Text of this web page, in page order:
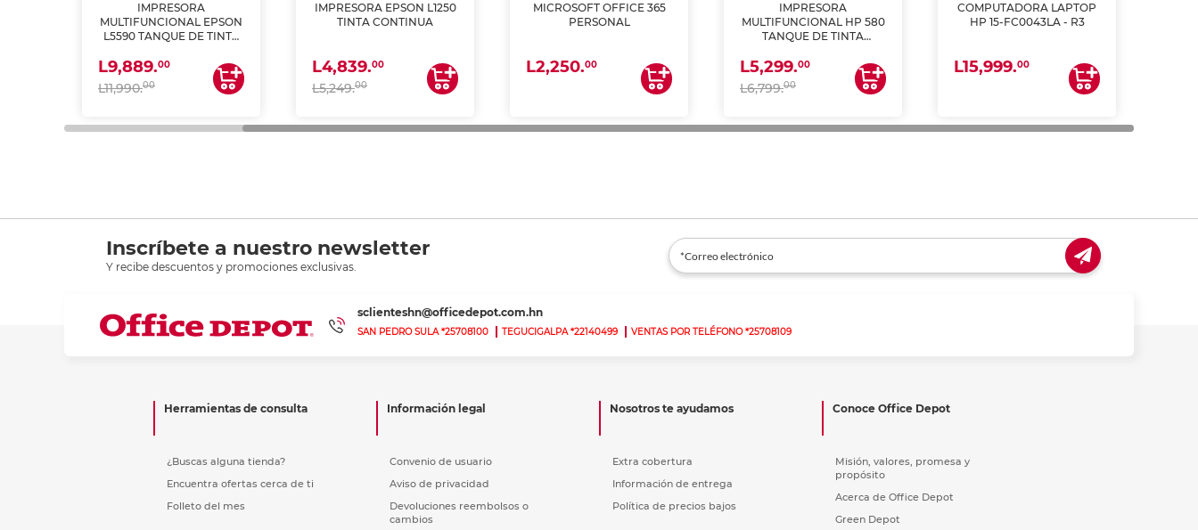
IMPRESORA
MULTIFUNCIONAL EPSON
L5590 TANQUE DE TINTA
ESCANEA)
L9,889.00
L11,990.00
IMPRESORA EPSON L1250
TINTA CONTINUA
L4,839.00
L5,249.00
MICROSOFT OFFICE 365
PERSONAL
L2,250.00
IMPRESORA
MULTIFUNCIONAL HP 580
TANQUE DE TINTA
ESCANEA)
L5,299.00
L6,799.00
COMPUTADORA LAPTOP
HP 15-FC0043LA - R3
L15,999.00
Inscríbete a nuestro newsletter
Y recibe descuentos y promociones exclusivas.
sclienteshn@officedepot.com.hn
SAN PEDRO SULA *25708100 TEGUCIGALPA *22140499 VENTAS POR TELÉFONO *25708109
Herramientas de consulta
¿Buscas alguna tienda?
Encuentra ofertas cerca de ti
Folleto del mes
Información legal
Convenio de usuario
Aviso de privacidad
Devoluciones reembolsos o
cambios
Nosotros te ayudamos
Extra cobertura
Información de entrega
Política de precios bajos
Conoce Office Depot
Misión, valores, promesa y
propósito
Acerca de Office Depot
Green Depot